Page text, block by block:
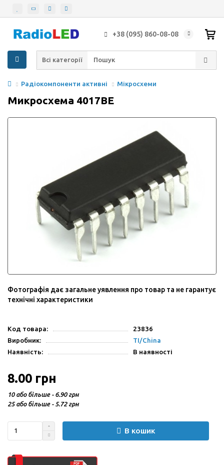
+38 (095) 860-08-08
Всі категорії
Радіокомпоненти активні Мікросхеми
Микросхема 4017BE
Фотографія дає загальне уявлення про товар та не гарантує
технічні характеристики
Код товара:
23836
Виробник:
TI/China
Наявність:
В наявності
8.00 грн
10 або більше - 6.90 грн
25 або більше - 5.72 грн
В кошик